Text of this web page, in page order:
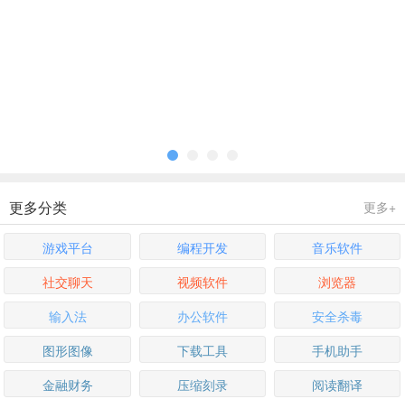
更多+
更多分类
游戏平台 编程开发
音乐软件
社交聊天
视频软件
浏览器
输入法
办公软件
安全杀毒
图形图像
下载工具
手机助手
金融财务
压缩刻录
阅读翻译